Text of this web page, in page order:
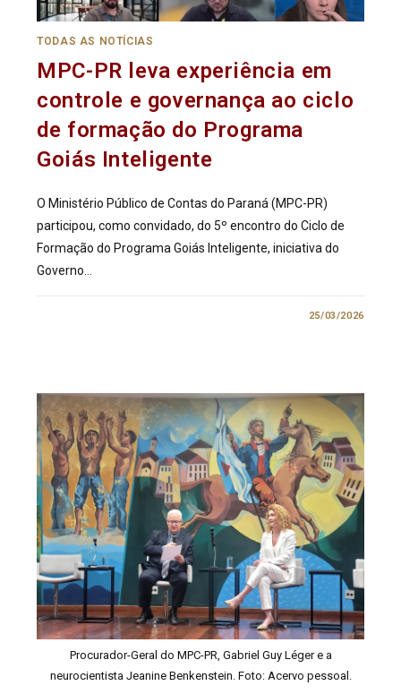
TODAS AS NOTÍCIAS
MPC-PR leva experiência em
controle e governança ao ciclo
de formação do Programa
Goiás Inteligente
O Ministério Público de Contas do Paraná (MPC-PR)
participou, como convidado, do 5º encontro do Ciclo de
Formação do Programa Goiás Inteligente, iniciativa do
Governo…
25/03/2026
Procurador-Geral do MPC-PR, Gabriel Guy Léger e a
neurocientista Jeanine Benkenstein. Foto: Acervo pessoal.